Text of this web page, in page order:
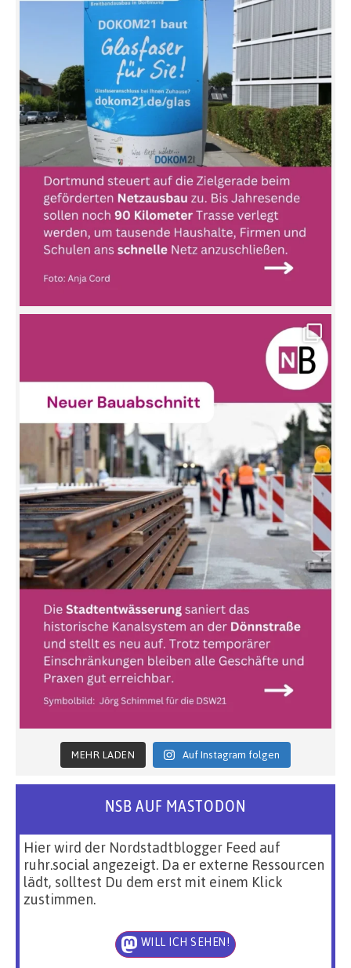
MEHR LADEN Auf Instagram folgen
NSB AUF MASTODON
Hier wird der Nordstadtblogger Feed auf
ruhr.social angezeigt. Da er externe Ressourcen
lädt, solltest Du dem erst mit einem Klick
zustimmen.
WILL ICH SEHEN!